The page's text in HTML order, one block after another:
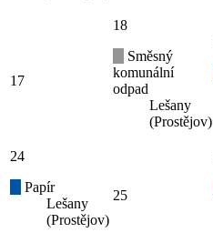
17
18
Směsný
komunální
odpad
Lešany
(Prostějov)
24
Papír
Lešany
(Prostějov)
25